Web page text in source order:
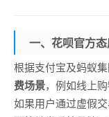
一、花呗官方
根据支付宝及蚂蚁
费场景，例如线上
如果用户通过虚假